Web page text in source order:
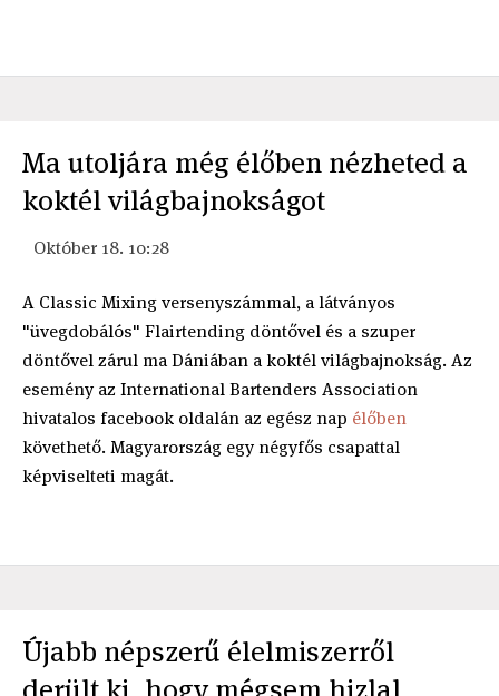
Ma utoljára még élőben nézheted a
koktél világbajnokságot
Október 18. 10:28
A Classic Mixing versenyszámmal, a látványos
"üvegdobálós" Flairtending döntővel és a szuper
döntővel zárul ma Dániában a koktél világbajnokság. Az
esemény az International Bartenders Association
hivatalos facebook oldalán az egész nap élőben
követhető. Magyarország egy négyfős csapattal
képviselteti magát.
Újabb népszerű élelmiszerről